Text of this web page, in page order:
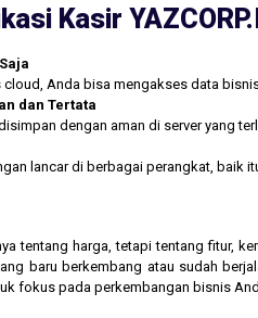
Kasir
Anda bisa mengakses data
dan Tertata
dengan aman di server yang
lancar di berbagai perangkat, baik
tentang harga, tetapi tentang fitur,
baru berkembang atau sudah
fokus pada perkembangan bisnis